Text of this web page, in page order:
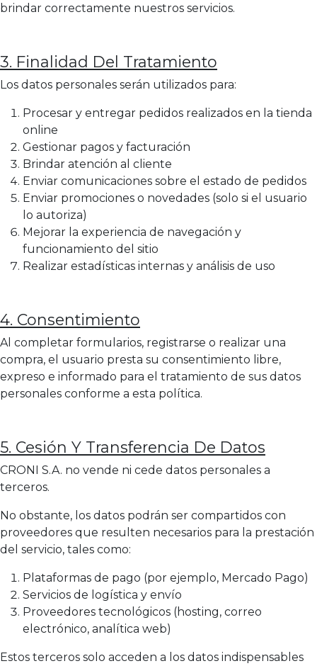
brindar correctamente nuestros servicios.
3. Finalidad Del Tratamiento
Los datos personales serán utilizados para:
Procesar y entregar pedidos realizados en la tienda
online
Gestionar pagos y facturación
Brindar atención al cliente
Enviar comunicaciones sobre el estado de pedidos
Enviar promociones o novedades (solo si el usuario
lo autoriza)
Mejorar la experiencia de navegación y
funcionamiento del sitio
Realizar estadísticas internas y análisis de uso
4. Consentimiento
Al completar formularios, registrarse o realizar una
compra, el usuario presta su consentimiento libre,
expreso e informado para el tratamiento de sus datos
personales conforme a esta política.
5. Cesión Y Transferencia De Datos
CRONI S.A. no vende ni cede datos personales a
terceros.
No obstante, los datos podrán ser compartidos con
proveedores que resulten necesarios para la prestación
del servicio, tales como:
Plataformas de pago (por ejemplo, Mercado Pago)
Servicios de logística y envío
Proveedores tecnológicos (hosting, correo
electrónico, analítica web)
Estos terceros solo acceden a los datos indispensables